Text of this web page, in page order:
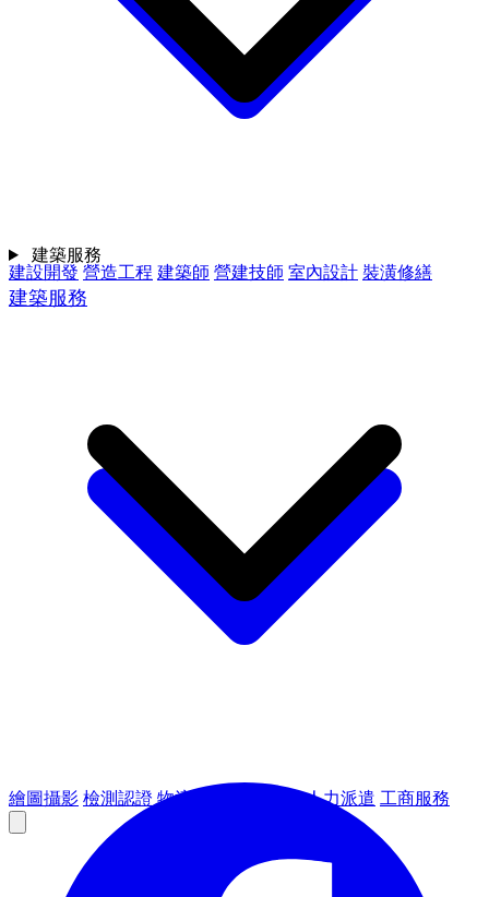
建設開發 營造工程 建築師 營建技師 室內設計 裝潢修繕
建築服務
繪圖攝影 檢測認證 物流倉儲 人力派遣 工商服務
建築服務